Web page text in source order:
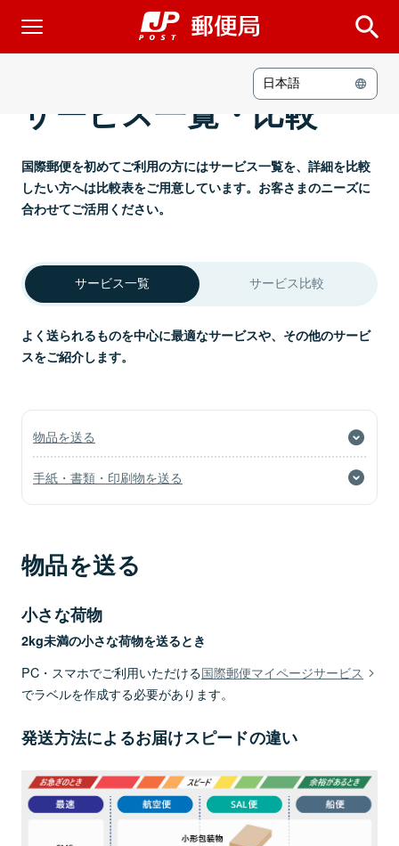
日本語
サービス一覧・比較
国際郵便を初めてご利用の方にはサービス一覧を、詳細を比較
したい方へは比較表をご用意しています。お客さまのニーズに
合わせてご活用ください。
サービス一覧 サービス比較
よく送られるものを中心に最適なサービスや、その他のサービ
スをご紹介します。
物品を送る
手紙・書類・印刷物を送る
物品を送る
小さな荷物
2kg未満の小さな荷物を送るとき
PC・スマホでご利用いただける国際郵便マイページサービス
でラベルを作成する必要があります。
発送方法によるお届けスピードの違い